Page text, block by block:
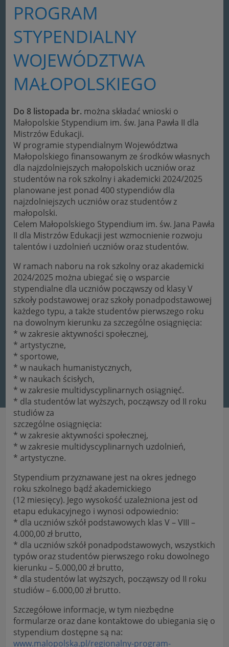
PROGRAM
STYPENDIALNY
WOJEWÓDZTWA
MAŁOPOLSKIEGO
Do 8 listopada br. można składać wnioski o
Małopolskie Stypendium im. św. Jana Pawła II dla
Mistrzów Edukacji.
W programie stypendialnym Województwa
Małopolskiego finansowanym ze środków własnych
dla najzdolniejszych małopolskich uczniów oraz
studentów na rok szkolny i akademicki 2024/2025
planowane jest ponad 400 stypendiów dla
najzdolniejszych uczniów oraz studentów z
małopolski.
Celem Małopolskiego Stypendium im. św. Jana Pawła
II dla Mistrzów Edukacji jest wzmocnienie rozwoju
talentów i uzdolnień uczniów oraz studentów.
W ramach naboru na rok szkolny oraz akademicki
2024/2025 można ubiegać się o wsparcie
stypendialne dla uczniów począwszy od klasy V
szkoły podstawowej oraz szkoły ponadpodstawowej
każdego typu, a także studentów pierwszego roku
na dowolnym kierunku za szczególne osiągnięcia:
* w zakresie aktywności społecznej,
* artystyczne,
* sportowe,
* w naukach humanistycznych,
* w naukach ścisłych,
* w zakresie multidyscyplinarnych osiągnięć.
* dla studentów lat wyższych, począwszy od II roku
studiów za
szczególne osiągnięcia:
* w zakresie aktywności społecznej,
* w zakresie multidyscyplinarnych uzdolnień,
* artystyczne.
Stypendium przyznawane jest na okres jednego
roku szkolnego bądź akademickiego
(12 miesięcy). Jego wysokość uzależniona jest od
etapu edukacyjnego i wynosi odpowiednio:
* dla uczniów szkół podstawowych klas V – VIII –
4.000,00 zł brutto,
* dla uczniów szkół ponadpodstawowych, wszystkich
typów oraz studentów pierwszego roku dowolnego
kierunku – 5.000,00 zł brutto,
* dla studentów lat wyższych, począwszy od II roku
studiów – 6.000,00 zł brutto.
Szczegółowe informacje, w tym niezbędne
formularze oraz dane kontaktowe do ubiegania się o
stypendium dostępne są na:
www.malopolska.pl/regionalny-program-